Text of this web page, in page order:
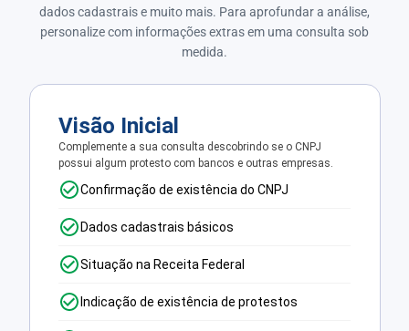
dados cadastrais e muito mais. Para aprofundar a análise,
personalize com informações extras em uma consulta sob
medida.
Visão Inicial
Complemente a sua consulta descobrindo se o CNPJ
possui algum protesto com bancos e outras empresas.
Confirmação de existência do CNPJ
Dados cadastrais básicos
Situação na Receita Federal
Indicação de existência de protestos